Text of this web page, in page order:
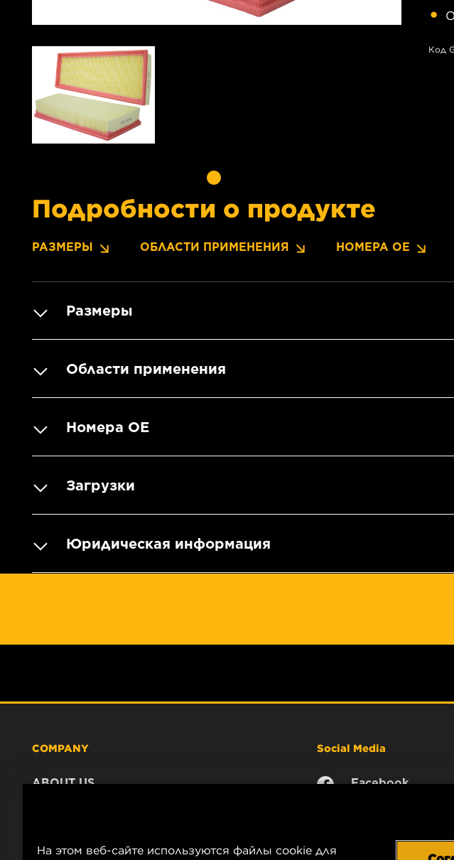
Код
Подробности о продукте
РАЗМЕРЫ ОБЛАСТИ ПРИМЕНЕНИЯ НОМЕРА OE
Размеры
Области применения
Номера OE
Загрузки
Юридическая информация
COMPANY
ABOUT US
Social Media
Facebook
YouTube
На этом веб-сайте используются файлы cookie для